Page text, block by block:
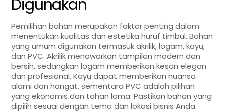
Digunakan
Pemilihan bahan merupakan faktor penting dalam
menentukan kualitas dan estetika huruf timbul. Bahan
yang umum digunakan termasuk akrilik, logam, kayu,
dan PVC. Akrilik menawarkan tampilan modern dan
bersih, sedangkan logam memberikan kesan elegan
dan profesional. Kayu dapat memberikan nuansa
alami dan hangat, sementara PVC adalah pilihan
yang ekonomis dan tahan lama. Pastikan bahan yang
dipilih sesuai dengan tema dan lokasi bisnis Anda.